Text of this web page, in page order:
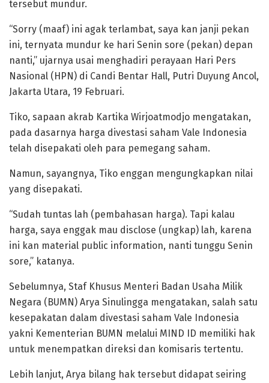
tersebut mundur.
“Sorry (maaf) ini agak terlambat, saya kan janji pekan
ini, ternyata mundur ke hari Senin sore (pekan) depan
nanti,” ujarnya usai menghadiri perayaan Hari Pers
Nasional (HPN) di Candi Bentar Hall, Putri Duyung Ancol,
Jakarta Utara, 19 Februari.
Tiko, sapaan akrab Kartika Wirjoatmodjo mengatakan,
pada dasarnya harga divestasi saham Vale Indonesia
telah disepakati oleh para pemegang saham.
Namun, sayangnya, Tiko enggan mengungkapkan nilai
yang disepakati.
“Sudah tuntas lah (pembahasan harga). Tapi kalau
harga, saya enggak mau disclose (ungkap) lah, karena
ini kan material public information, nanti tunggu Senin
sore,” katanya.
Sebelumnya, Staf Khusus Menteri Badan Usaha Milik
Negara (BUMN) Arya Sinulingga mengatakan, salah satu
kesepakatan dalam divestasi saham Vale Indonesia
yakni Kementerian BUMN melalui MIND ID memiliki hak
untuk menempatkan direksi dan komisaris tertentu.
Lebih lanjut, Arya bilang hak tersebut didapat seiring